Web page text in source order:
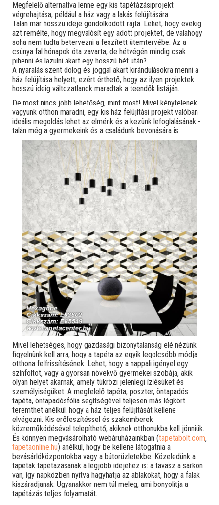
Megfelelő alternatíva lenne egy kis tapétázásiprojekt
végrehajtása, például a ház vagy a lakás felújítására.
Talán már hosszú ideje gondolkodott rajta. Lehet, hogy évekig
azt remélte, hogy megvalósít egy adott projektet, de valahogy
soha nem tudta betervezni a feszített ütemtervébe. Az a
csúnya fal hónapok óta zavarta, de hétvégén mindig csak
pihenni és lazulni akart egy hosszú hét után?
A nyaralás szent dolog és joggal akart kirándulásokra menni a
ház felújítása helyett, ezért érthető, hogy az ilyen projektek
hosszú ideig változatlanok maradtak a teendők listáján.
De most nincs jobb lehetőség, mint most! Mivel kénytelenek
vagyunk otthon maradni, egy kis ház felújítási projekt valóban
ideális megoldás lehet az elménk és a kezünk lefoglalásának -
talán még a gyermekeink és a családunk bevonására is.
Mivel lehetséges, hogy gazdasági bizonytalanság elé nézünk
figyelnünk kell arra, hogy a tapéta az egyik legolcsóbb módja
otthona felfrissítésének. Lehet, hogy a nappali igényel egy
színfoltot, vagy a gyorsan növekvő gyermekei szobája, akik
olyan helyet akarnak, amely tükrözi jelenlegi ízlésüket és
személyiségüket. A megfelelő tapéta, poszter, öntapadós
tapéta, öntapadósfólia segítségével teljesen más légkört
teremthet anélkül, hogy a ház teljes felújítását kellene
elvégezni. Kis erőfeszítéssel és szakemberek
közreműködésével telepíthető, akiknek otthonukba kell jönniük.
És könnyen megvásárolható webáruházainkban (tapetabolt.com,
tapetaonline.hu) anélkül, hogy be kellene látogatnia a
bevásárlóközpontokba vagy a bútorüzletekbe. Közeledünk a
tapéták tapétázásának a legjobb idejéhez is: a tavasz a sarkon
van, így napközben nyitva hagyhatja az ablakokat, hogy a falak
kiszáradjanak. Ugyanakkor nem túl meleg, ami bonyolítja a
tapétázás teljes folyamatát.